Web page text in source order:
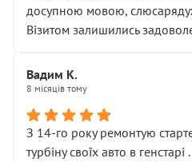
досупною мовою,
Візитом залишились
Вадим К.
8 місяців тому
З 14-го року ремонтую
турбіну своїх авто в